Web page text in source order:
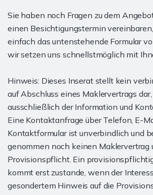
Sie haben noch Fragen zu dem
einen Besichtigungstermin
einfach das untenstehende Formular
wir setzen uns schnellstmöglich mit
Hinweis: Dieses Inserat stellt kein
auf Abschluss eines Maklervertrags
ausschließlich der Information und
Eine Kontaktanfrage über Telefon, E-
Kontaktformular ist unverbindlich und
genommen noch keinen Maklervertrag
Provisionspflicht. Ein
kommt erst zustande, wenn der
gesondertem Hinweis auf die